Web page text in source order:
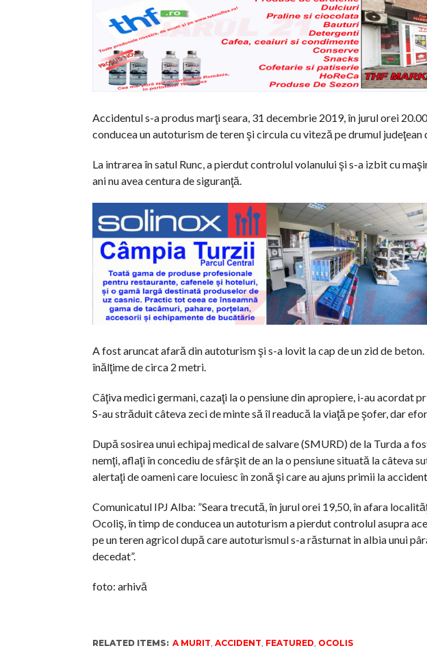
Accidentul s-a produs marţi seara, 31 decembrie 2019, în jurul orei
conducea un autoturism de teren şi circula cu viteză pe drumul judeţean
La intrarea în satul Runc, a pierdut controlul volanului şi s-a izbit cu
ani nu avea centura de siguranţă.
A fost aruncat afară din autoturism şi s-a lovit la cap de un zid de
înălţime de circa 2 metri.
Câţiva medici germani, cazaţi la o pensiune din apropiere, i-au acordat
S-au străduit câteva zeci de minte să îl readucă la viaţă pe şofer, dar
După sosirea unui echipaj medical de salvare (SMURD) de la Turda a
nemţi, aflaţi în concediu de sfârşit de an la o pensiune situată la câteva
alertaţi de oameni care locuiesc în zonă şi care au ajuns primii la
Comunicatul IPJ Alba: ”Seara trecută, în jurul orei 19,50, în afara
Ocoliş, în timp de conducea un autoturism a pierdut controlul asupra
pe un teren agricol după care autoturismul s-a răsturnat in albia unui
decedat”.
foto: arhivă
RELATED ITEMS: A MURIT, ACCIDENT, FEATURED, OCOLIS